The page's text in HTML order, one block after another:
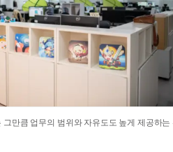
만큼 업무의 범위와 자유도도 높게 제공하는